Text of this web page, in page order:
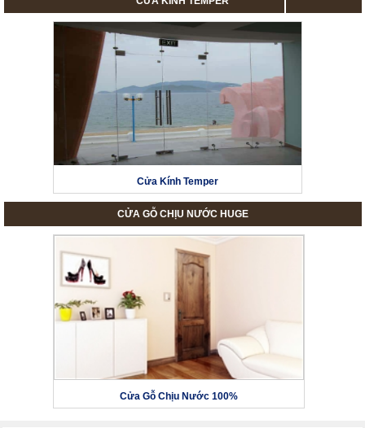
Cửa Kính Temper
CỬA GỖ CHỊU NƯỚC HUGE
Cửa Gỗ Chịu Nước 100%